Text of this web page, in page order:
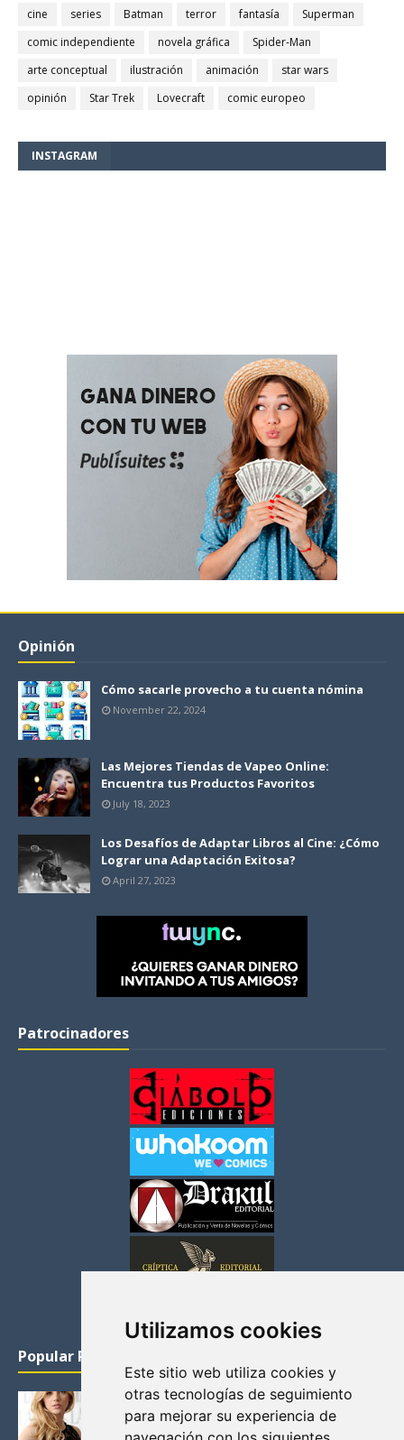
Utilizamos cookies
Este sitio web utiliza cookies y
otras tecnologías de seguimiento
para mejorar su experiencia de
cine series Batman terror fantasía
Superman
comic independiente
novela gráfica
Spider-Man
arte conceptual
ilustración animación
star wars
opinión
Star Trek Lovecraft comic europeo
INSTAGRAM
Opinión
Cómo sacarle provecho a tu cuenta nómina
November 22, 2024
Las Mejores Tiendas de Vapeo Online:
Encuentra tus Productos Favoritos
July 18, 2023
Los Desafíos de Adaptar Libros al Cine: ¿Cómo
Lograr una Adaptación Exitosa?
April 27, 2023
Patrocinadores
Popular Posts
KATHERYN WINNICK: LA ACTRIZ MAS GUAPA DE
VIKINGOS
Junio 14, 2013